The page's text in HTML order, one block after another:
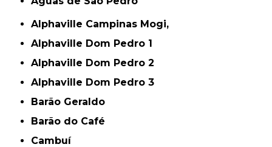
Alphaville Campinas Mogi,
Alphaville Dom Pedro 1
Alphaville Dom Pedro 2
Alphaville Dom Pedro 3
Barão Geraldo
Barão do Café
Cambuí